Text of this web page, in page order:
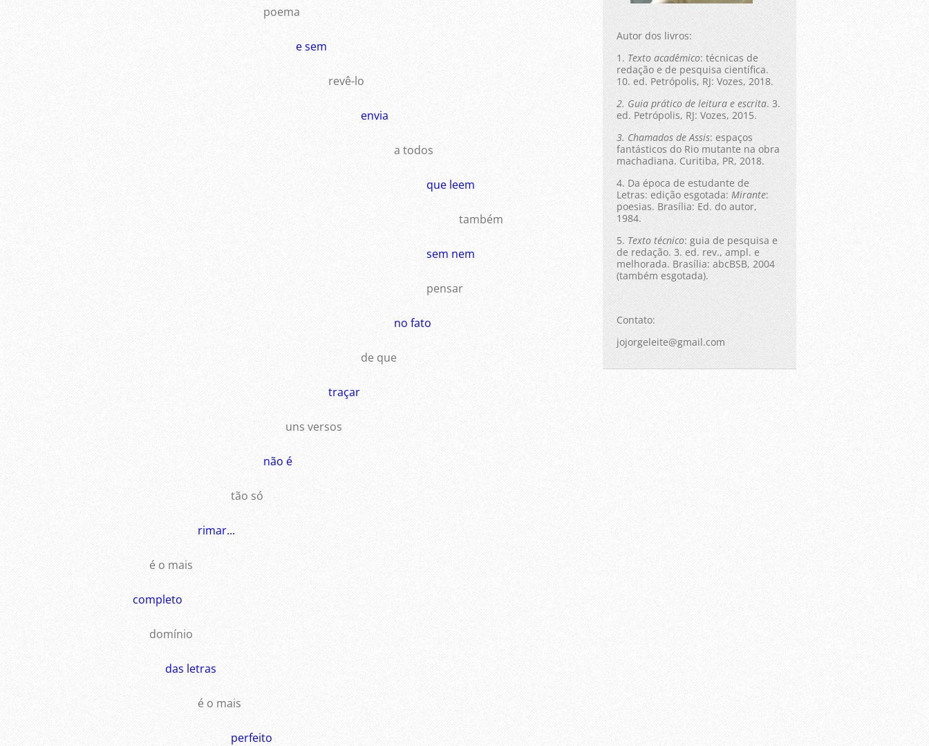
poema
e sem
revê-lo
envia
a todos
que leem
também
sem nem
pensar
no fato
de que
traçar
uns versos
não é
tão só
rimar...
é o mais
completo
domínio
das letras
é o mais
perfeito
Autor dos livros:
1. Texto acadêmico: técnicas de
redação e de pesquisa científica.
10. ed. Petrópolis, RJ: Vozes, 2018.
2. Guia prático de leitura e escrita. 3.
ed. Petrópolis, RJ: Vozes, 2015.
3. Chamados de Assis: espaços
fantásticos do Rio mutante na obra
machadiana. Curitiba, PR, 2018.
4. Da época de estudante de
Letras: edição esgotada: Mirante:
poesias. Brasília: Ed. do autor,
1984.
5. Texto técnico: guia de pesquisa e
de redação. 3. ed. rev., ampl. e
melhorada. Brasília: abcBSB, 2004
(também esgotada).
Contato:
jojorgeleite@gmail.com